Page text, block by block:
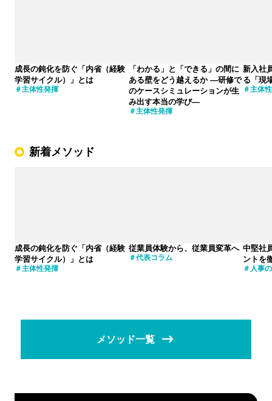
成長の鈍化を防ぐ「内省（経験
学習サイクル）」とは
主体性発揮
「わかる」と「できる」の間に
ある壁をどう越えるか ―研修で
のケースシミュレーションが生
み出す本当の学び―
主体性発揮
新入社
る「現
主体
新着メソッド
成長の鈍化を防ぐ「内省（経験
学習サイクル）」とは
主体性発揮
従業員体験から、従業員変革へ
代表コラム
中堅社
ントを
人事
メソッド一覧